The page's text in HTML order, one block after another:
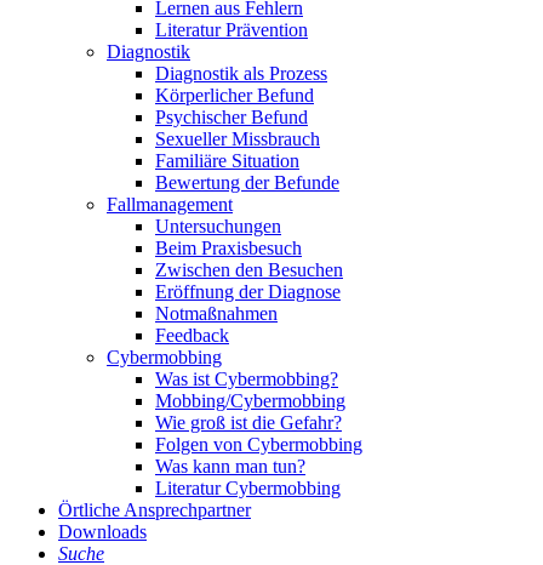
Lernen aus Fehlern
Literatur Prävention
Diagnostik
Diagnostik als Prozess
Körperlicher Befund
Psychischer Befund
Sexueller Missbrauch
Familiäre Situation
Bewertung der Befunde
Fallmanagement
Untersuchungen
Beim Praxisbesuch
Zwischen den Besuchen
Eröffnung der Diagnose
Notmaßnahmen
Feedback
Cybermobbing
Was ist Cybermobbing?
Mobbing/Cybermobbing
Wie groß ist die Gefahr?
Folgen von Cybermobbing
Was kann man tun?
Literatur Cybermobbing
Örtliche Ansprechpartner
Downloads
Suche